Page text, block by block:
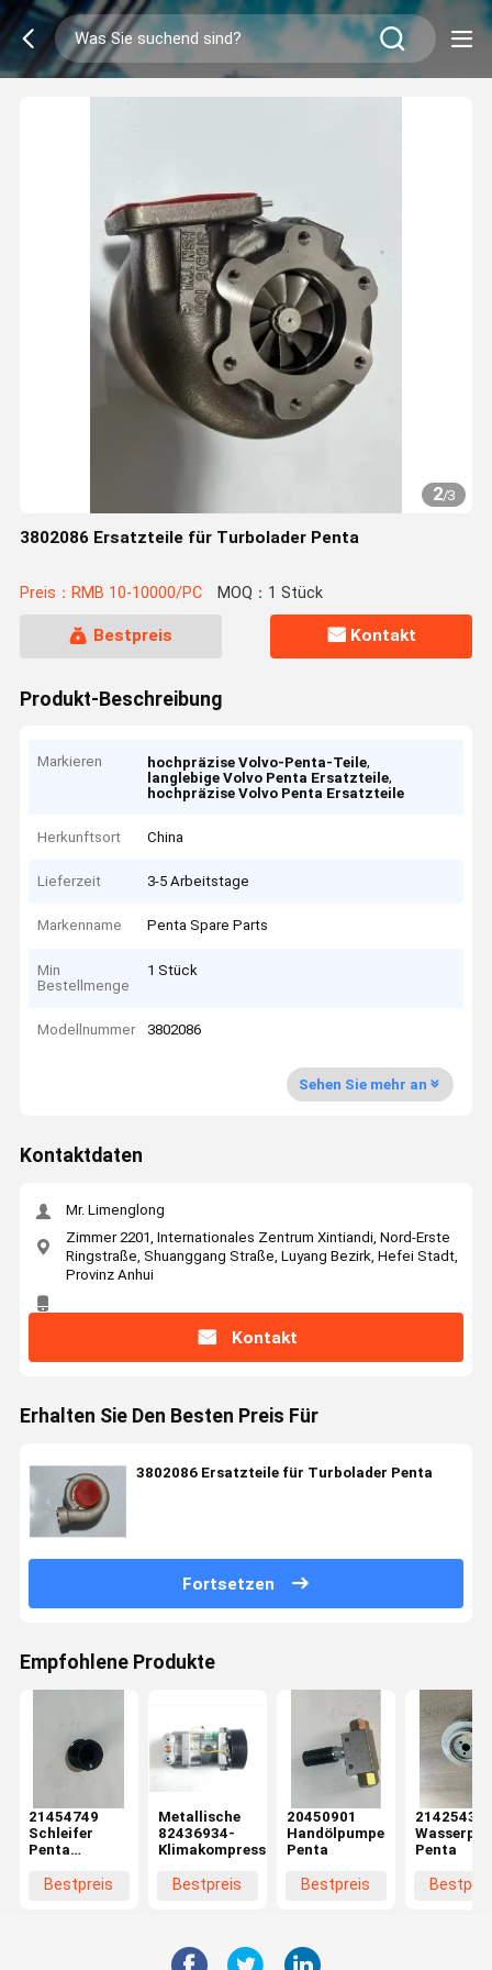
2/3
3802086 Ersatzteile für Turbolader Penta
Preis：RMB 10-10000/PC MOQ：1 Stück
Bestpreis Kontakt
Produkt-Beschreibung
Markieren hochpräzise Volvo-Penta-Teile,
langlebige Volvo Penta Ersatzteile,
hochpräzise Volvo Penta Ersatzteile
Herkunftsort China
Lieferzeit 3-5 Arbeitstage
Markenname Penta Spare Parts
Min
Bestellmenge
1 Stück
Modellnummer 3802086
Sehen Sie mehr an
Kontaktdaten
Mr. Limenglong
Zimmer 2201, Internationales Zentrum Xintiandi, Nord-Erste
Ringstraße, Shuanggang Straße, Luyang Bezirk, Hefei Stadt,
Provinz Anhui
Kontakt
Erhalten Sie Den Besten Preis Für
3802086 Ersatzteile für Turbolader Penta
Fortsetzen
Empfohlene Produkte
21454749
Schleifer
Penta
Bestpreis
Metallische
82436934-
Klimakompressor
Bestpreis
20450901
Handölpumpe
Penta
Bestpreis
21425431
Penta